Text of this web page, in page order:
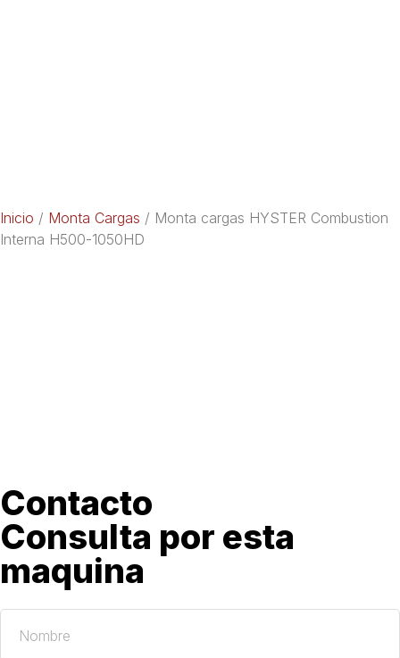
Inicio / Monta Cargas / Monta cargas HYSTER Combustion
Interna H500-1050HD
Contacto
Consulta por esta
maquina